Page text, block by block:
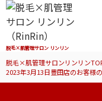
脱毛×肌管理サロン リンリン
脱毛×肌管理サロンリンリン
2023年3月13日豊田店のお客様